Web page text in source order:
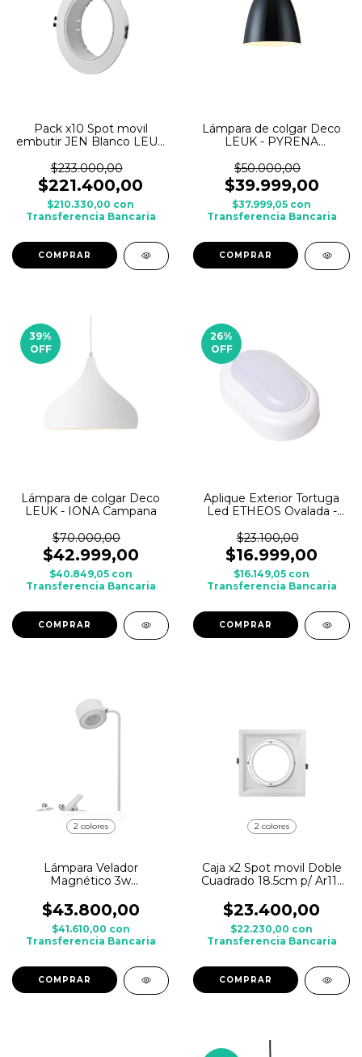
Pack x10 Spot movil
embutir JEN Blanco LEUK
$233.000,00
$221.400,00
$210.330,00 con
Transferencia Bancaria
Lámpara de colgar Deco
LEUK - PYRENA
$50.000,00
$39.999,00
$37.999,05 con
Transferencia Bancaria
39%
OFF
Lámpara de colgar Deco
LEUK - IONA Campana
$70.000,00
$42.999,00
$40.849,05 con
Transferencia Bancaria
COMPRAR
26%
OFF
Aplique Exterior Tortuga
Led ETHEOS Ovalada -
$23.100,00
$16.999,00
$16.149,05 con
Transferencia Bancaria
COMPRAR
2 colores
Lámpara Velador
Magnético 3w
Inalambrico Recargable
$43.800,00
$41.610,00 con
Transferencia Bancaria
COMPRAR
2 colores
Caja x2 Spot movil Doble
Cuadrado 18.5cm p/ Ar111
$23.400,00
$22.230,00 con
Transferencia Bancaria
COMPRAR